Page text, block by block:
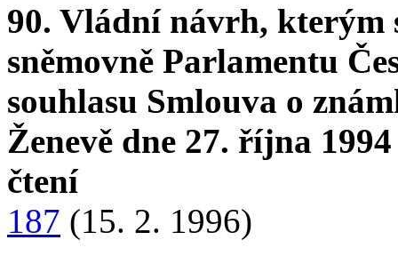
90. Vládní návrh, kterým
sněmovně Parlamentu
souhlasu Smlouva o
Ženevě dne 27. října
čtení
187 (15. 2. 1996)